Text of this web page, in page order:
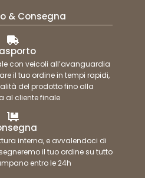
& Consegna
con veicoli all’avanguardia
il tuo ordine in tempi rapidi,
del prodotto fino alla
al cliente finale
interna, e avvalendoci di
il tuo ordine su tutto
entro le 24h